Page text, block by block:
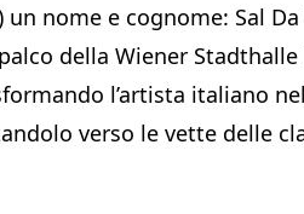
nome e cognome: Sal Da
della Wiener Stadthalle
l’artista italiano
verso le vette delle